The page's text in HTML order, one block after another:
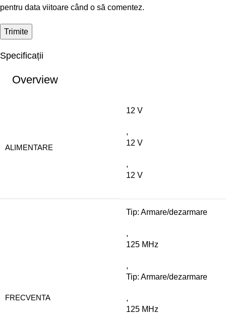
pentru data viitoare când o să comentez.
Specificații
Overview
ALIMENTARE
12 V
,
12 V
,
12 V
FRECVENTA
Tip: Armare/dezarmare
,
125 MHz
,
Tip: Armare/dezarmare
,
125 MHz